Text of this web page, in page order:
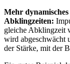
Mehr
Abklingzeiten:
gleiche Abklingzeit
wird abgeschwächt
der Stärke, mit der